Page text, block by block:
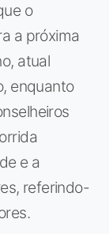
o
a próxima
atual
enquanto
e a
referindo-